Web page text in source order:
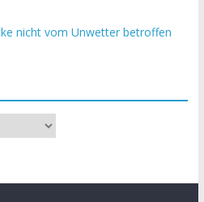
nicht vom Unwetter betroffen